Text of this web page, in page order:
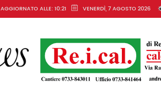
AGGIORNATO ALLE: 10:21 VENERDÌ, 7 AGOSTO 2026